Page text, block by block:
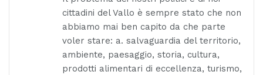
cittadini del Vallo è sempre stato che non
abbiamo mai ben capito da che parte
voler stare: a. salvaguardia del territorio,
ambiente, paesaggio, storia, cultura,
prodotti alimentari di eccellenza, turismo,